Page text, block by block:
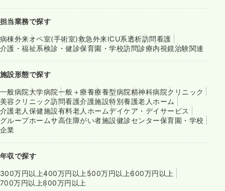
担当業務で探す
病棟外来オペ室(手術室)救急外来ICU系透析訪問看護
介護・福祉系検診・健診保育園・学校訪問診療内視鏡治験関連
施設形態で探す
一般病院大学病院一般＋療養療養型病院精神科病院クリニック
美容クリニック訪問看護介護施設特別養護老人ホーム
介護老人保健施設有料老人ホームデイケア・デイサービス
グループホームサ高住障がい者施設健診センター保育園・学校
企業
年収で探す
300万円以上400万円以上 500万円以上600万円以上
700万円以上800万円以上